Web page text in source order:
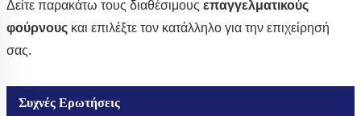
Δείτε παρακάτω τους διαθέσιμους επαγγελματικούς
φούρνους και επιλέξτε τον κατάλληλο για την επιχείρησή
σας.
Συχνές Ερωτήσεις